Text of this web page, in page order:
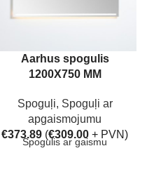
Aarhus spogulis
1200X750 MM
Spoguļi, Spoguļi ar
apgaismojumu
€373.89 (€309.00 + PVN)
Spogulis ar gaismu